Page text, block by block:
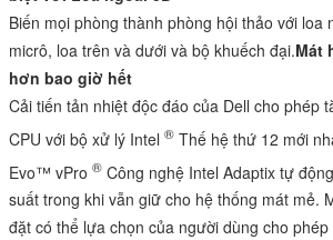
Biến mọi phòng thành phòng hội thảo với loa
micrô, loa trên và dưới và bộ khuếch đại.Mát
hơn bao giờ hết
Cải tiến tản nhiệt độc đáo của Dell cho phép
CPU với bộ xử lý Intel ® Thế hệ thứ 12 mới
Evo™ vPro ® Công nghệ Intel Adaptix tự
suất trong khi vẫn giữ cho hệ thống mát mẻ.
đặt có thể lựa chọn của người dùng cho phép